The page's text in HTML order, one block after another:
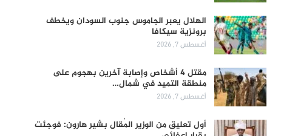
الهلال يعبر الجاموس جنوب السودان ويخطف
برونزية سيكافا
أغسطس 7, 2026
مقتل 4 أشخاص وإصابة آخرين بهجوم على
منطقة التميد في شمال…
أغسطس 7, 2026
أول تعليق من الوزير المُقال بشير هارون: فوجئت